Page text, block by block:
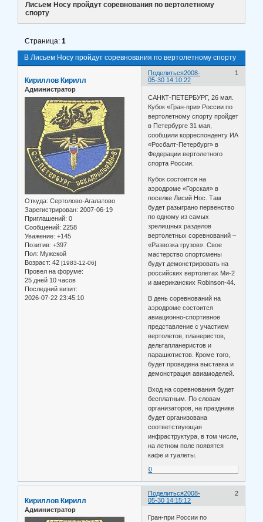
Лисьем Носу пройдут соревнования по вертолетному
спорту
В Лисьем Носу пройдут соревнования по вертолетному спорту
Страница:1
Поделиться 1
2008-
05-30 14:10:22
Кириллов Кирилл
Администратор
Откуда: Сертолово-Агалатово
Зарегистрирован: 2007-06-19
Приглашений: 0
Сообщений: 2258
Уважение: +145
Позитив: +397
Пол: Мужской
Возраст: 42 [1983-12-06]
Провел на форуме:
25 дней 10 часов
Последний визит:
2026-07-22 23:45:10
САНКТ-ПЕТЕРБУРГ, 26 мая.
Кубок «Гран-при» России по
вертолетному спорту пройдет
в Петербурге 31 мая,
сообщили корреспонденту ИА
«Росбалт-Петербург» в
Федерации вертолетного
спорта России.
Кубок состоится на
аэродроме «Горская» в
поселке Лисий Нос. Там
будет разыграно первенство
по одному из самых
зрелищных разделов
вертолетных соревнований –
«Развозка грузов». Свое
мастерство спортсмены
будут демонстрировать на
российских вертолетах Ми-2
и американских Robinson-44.
В день соревнований на
аэродроме состоится
авиационно-спортивное
представление с участием
вертолетов, планеристов,
дельтапланеристов и
парашютистов. Кроме того,
будет проведена выставка и
демонстрация авиамоделей.
Вход на соревнования будет
бесплатным. По словам
организаторов, на празднике
будет организована
соответствующая
инфраструктура, в том числе,
на летном поле появятся
кафе и туалеты.
0
Поделиться 2
2008-
05-30 14:15:12
Кириллов Кирилл
Администратор
Гран-при России по